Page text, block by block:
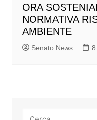
ORA
NORMATIVA
AMBIENTE
Senato News 8